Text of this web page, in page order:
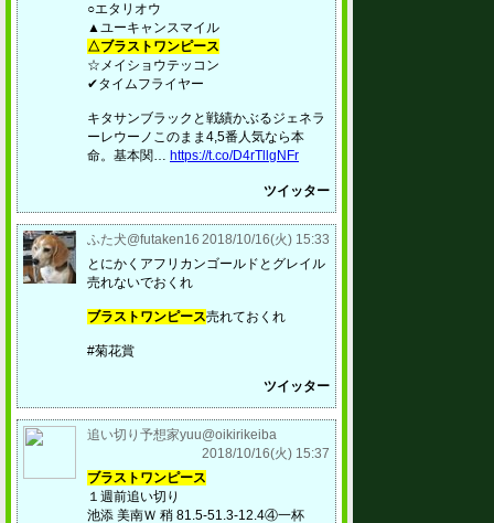
○エタリオウ
▲ユーキャンスマイル
△ブラストワンピース
☆メイショウテッコン
✔︎タイムフライヤー
キタサンブラックと戦績かぶるジェネラ
ーレウーノこのまま4,5番人気なら本
命。基本関… https://t.co/D4rTllgNFr
ツイッター
ふた犬@futaken16 2018/10/16(火) 15:33
とにかくアフリカンゴールドとグレイル
売れないでおくれ
ブラストワンピース売れておくれ
#菊花賞
ツイッター
追い切り予想家yuu@oikirikeiba
2018/10/16(火) 15:37
ブラストワンピース
１週前追い切り
池添 美南Ｗ 稍 81.5-51.3-12.4④一杯